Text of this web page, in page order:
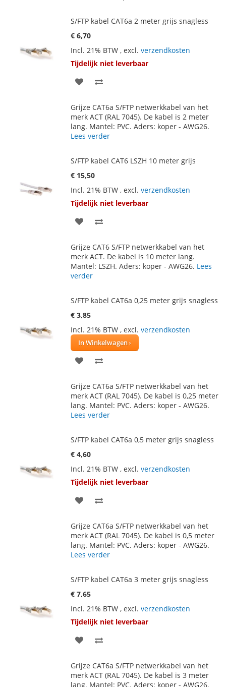
VERLANGLIJST
VERGELIJKEN
S/FTP kabel CAT6a 2 meter grijs snagless
€ 6,70
Incl. 21% BTW , excl. verzendkosten
Tijdelijk niet leverbaar
VOEG
AAN
VERLANGLIJST
TE
VERGELIJKEN
Grijze CAT6a S/FTP netwerkkabel van het
merk ACT (RAL 7045). De kabel is 2 meter
lang. Mantel: PVC. Aders: koper - AWG26.
Lees verder
S/FTP kabel CAT6 LSZH 10 meter grijs
€ 15,50
Incl. 21% BTW , excl. verzendkosten
Tijdelijk niet leverbaar
VOEG
AAN
VERLANGLIJST
TE
VERGELIJKEN
Grijze CAT6 S/FTP netwerkkabel van het
merk ACT. De kabel is 10 meter lang.
Mantel: LSZH. Aders: koper - AWG26. Lees
verder
S/FTP kabel CAT6a 0,25 meter grijs snagless
€ 3,85
Incl. 21% BTW , excl. verzendkosten
In Winkelwagen
VOEG
AAN
VERLANGLIJST
TE
VERGELIJKEN
Grijze CAT6a S/FTP netwerkkabel van het
merk ACT (RAL 7045). De kabel is 0,25 meter
lang. Mantel: PVC. Aders: koper - AWG26.
Lees verder
S/FTP kabel CAT6a 0,5 meter grijs snagless
€ 4,60
Incl. 21% BTW , excl. verzendkosten
Tijdelijk niet leverbaar
VOEG
AAN
VERLANGLIJST
TE
VERGELIJKEN
Grijze CAT6a S/FTP netwerkkabel van het
merk ACT (RAL 7045). De kabel is 0,5 meter
lang. Mantel: PVC. Aders: koper - AWG26.
Lees verder
S/FTP kabel CAT6a 3 meter grijs snagless
€ 7,65
Incl. 21% BTW , excl. verzendkosten
Tijdelijk niet leverbaar
VOEG
AAN TE
Grijze CAT6a S/FTP netwerkkabel van het
merk ACT (RAL 7045). De kabel is 3 meter
lang. Mantel: PVC. Aders: koper - AWG26.